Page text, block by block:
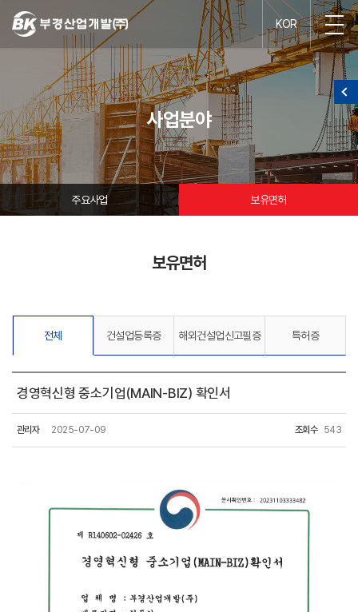
KOR
사업분야
주요사업 보유면허
보유면허
전체 건설업등록증 해외건설업신고필증 특허증
경영혁신형 중소기업(MAIN-BIZ) 확인서
관리자 2025-07-09 조회수 543